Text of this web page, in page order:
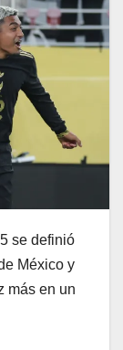
se definió
México y
más en un